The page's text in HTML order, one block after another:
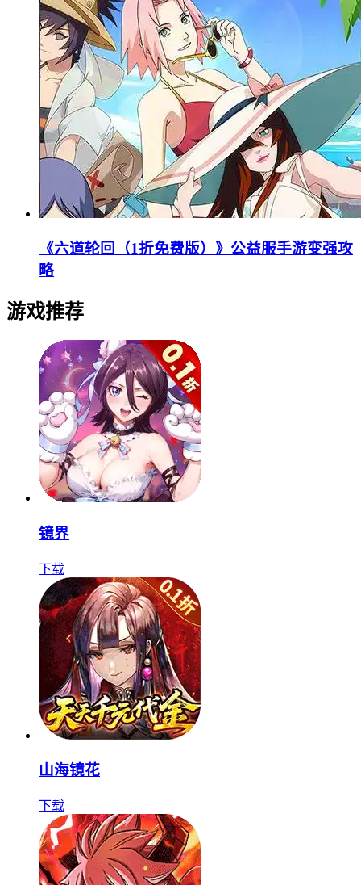
《六道轮回（1折免费版）》公益服手游变强攻
略
游戏推荐
镜界
下载
山海镜花
下载